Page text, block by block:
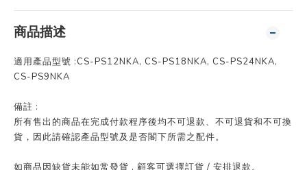
商品描述
適用產品型號 :CS-PS12NKA, CS-PS18NKA, CS-PS24NKA,
CS-PS9NKA
備註 :
所有售出的商品在完成付款程序後均不可退款、不可退貨和不可換
貨，因此請確認產品型號及是否閣下所需之配件。
如商品因缺貨未能如常發貨 , 顧客可選擇訂貨 / 安排退款。